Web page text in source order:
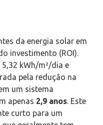
da energia solar em
investimento (ROI).
kWh/m²/dia e
pela redução na
um sistema
apenas 2,9 anos . Este
curto para um